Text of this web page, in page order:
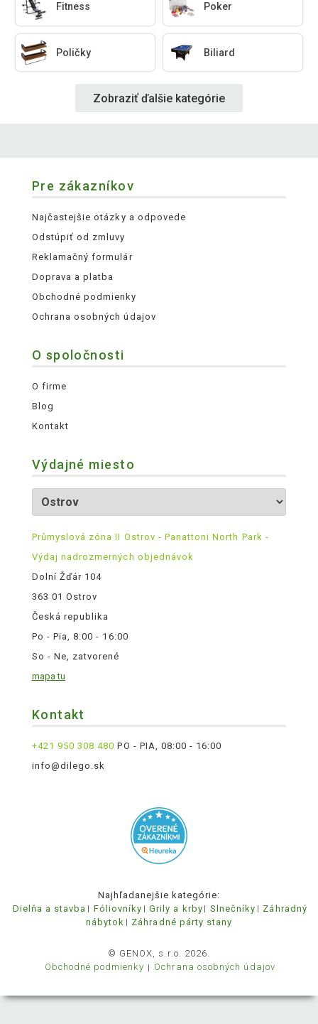
Fitness Poker
Poličky Biliard
Zobraziť ďalšie kategórie
Pre zákazníkov
Najčastejšie otázky a odpovede
Odstúpiť od zmluvy
Reklamačný formulár
Doprava a platba
Obchodné podmienky
Ochrana osobných údajov
O spoločnosti
O firme
Blog
Kontakt
Výdajné miesto
Průmyslová zóna II Ostrov - Panattoni North Park -
Výdaj nadrozmerných objednávok
Dolní Žďár 104
363 01 Ostrov
Česká republika
Po - Pia, 8:00 - 16:00
So - Ne, zatvorené
mapa tu
Kontakt
+421 950 308 480 PO - PIA, 08:00 - 16:00
info@dilego.sk
Najhľadanejšie kategórie:
Dielňa a stavba
Fóliovníky Grily a krby Slnečníky
Záhradný
nábytok
Záhradné párty stany
© GENOX, s.r.o. 2026.
Obchodné podmienky
Ochrana osobných údajov